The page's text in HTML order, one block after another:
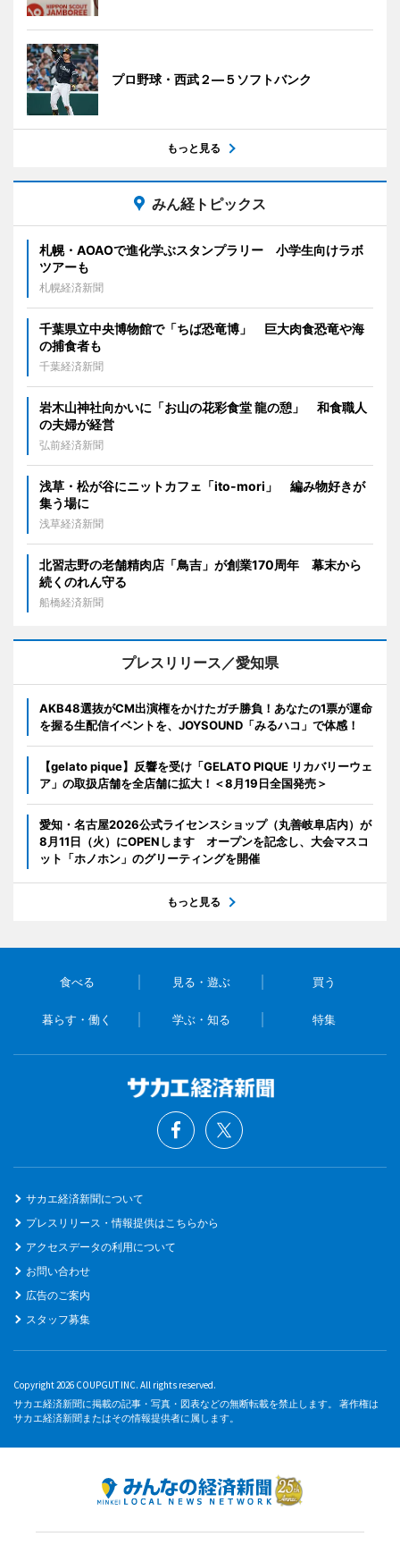
プロ野球・西武２―５ソフトバンク
もっと見る
みん経トピックス
札幌・AOAOで進化学ぶスタンプラリー 小学生向けラボ
ツアーも
札幌経済新聞
千葉県立中央博物館で「ちば恐竜博」 巨大肉食恐竜や海
の捕食者も
千葉経済新聞
岩木山神社向かいに「お山の花彩食堂 龍の憩」 和食職人
の夫婦が経営
弘前経済新聞
浅草・松が谷にニットカフェ「ito-mori」 編み物好きが
集う場に
浅草経済新聞
北習志野の老舗精肉店「鳥吉」が創業170周年 幕末から
続くのれん守る
船橋経済新聞
プレスリリース／愛知県
AKB48選抜がCM出演権をかけたガチ勝負！あなたの1票が運命
を握る生配信イベントを、JOYSOUND「みるハコ」で体感！
【gelato pique】反響を受け「GELATO PIQUE リカバリーウェ
ア」の取扱店舗を全店舗に拡大！＜8月19日全国発売＞
愛知・名古屋2026公式ライセンスショップ（丸善岐阜店内）が
8月11日（火）にOPENします オープンを記念し、大会マスコ
ット「ホノホン」のグリーティングを開催
もっと見る
食べる 見る・遊ぶ 買う
暮らす・働く 学ぶ・知る 特集
サカエ経済新聞について
プレスリリース・情報提供はこちらから
アクセスデータの利用について
お問い合わせ
広告のご案内
スタッフ募集
Copyright 2026 COUPGUT INC. All rights reserved.
サカエ経済新聞に掲載の記事・写真・図表などの無断転載を禁止します。 著作権は
サカエ経済新聞またはその情報提供者に属します。